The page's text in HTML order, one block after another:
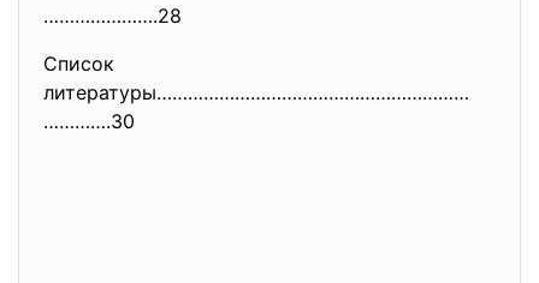
………………….28
Список
литературы……………………………………………………
………….30